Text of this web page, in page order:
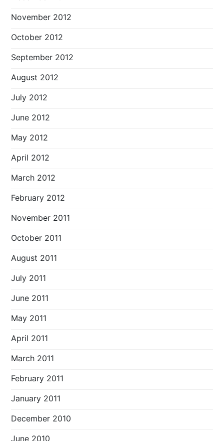
November 2012
October 2012
September 2012
August 2012
July 2012
June 2012
May 2012
April 2012
March 2012
February 2012
November 2011
October 2011
August 2011
July 2011
June 2011
May 2011
April 2011
March 2011
February 2011
January 2011
December 2010
June 2010